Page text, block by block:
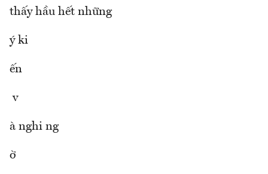
thấy hầu hết những
ý ki
ến
v
à nghi ng
ờ